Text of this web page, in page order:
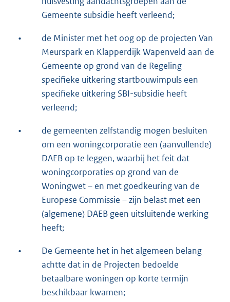
Gemeente subsidie heeft verleend;
•
de Minister met het oog op de projecten Van
Meurspark en Klapperdijk Wapenveld aan de
Gemeente op grond van de Regeling
specifieke uitkering startbouwimpuls een
specifieke uitkering SBI-subsidie heeft
verleend;
•
de gemeenten zelfstandig mogen besluiten
om een woningcorporatie een (aanvullende)
DAEB op te leggen, waarbij het feit dat
woningcorporaties op grond van de
Woningwet – en met goedkeuring van de
Europese Commissie – zijn belast met een
(algemene) DAEB geen uitsluitende werking
heeft;
•
De Gemeente het in het algemeen belang
achtte dat in de Projecten bedoelde
betaalbare woningen op korte termijn
beschikbaar kwamen;